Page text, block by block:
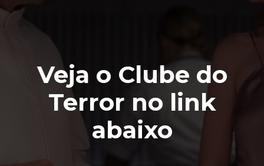
Veja o Clube do
Terror no link
abaixo